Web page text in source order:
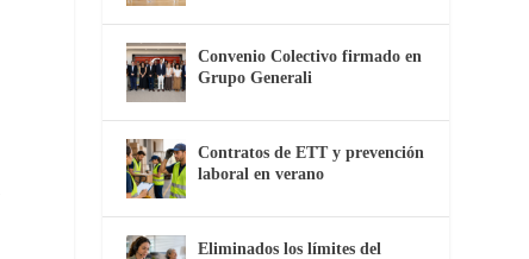
Convenio Colectivo firmado en
Grupo Generali
Contratos de ETT y prevención
laboral en verano
Eliminados los límites del